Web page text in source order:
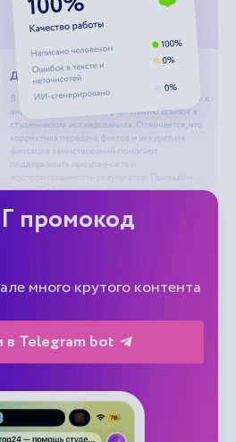
промокод
много крутого контента
в Telegram bot